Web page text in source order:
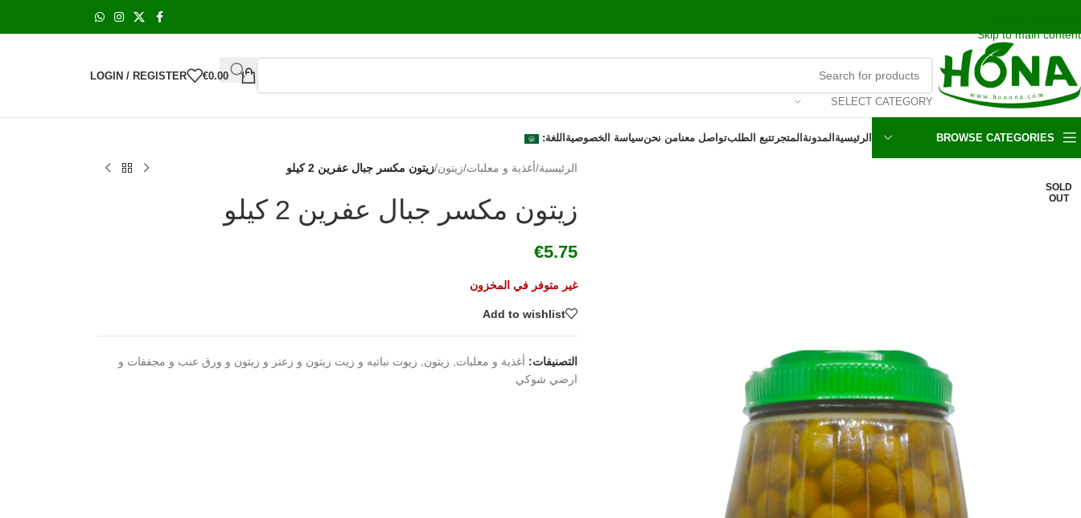
Skip to main content
SELECT CATEGORY
€0.00
LOGIN / REGISTER
BROWSE CATEGORIES الرئيسية المدونة المتجر تتبع الطلبتواصل معنامن نحنسياسة الخصوصية اللغة:
SOLD
OUT
الرئيسية/أغذية و معلبات/زيتون/زيتون مكسر جبال عفرين 2 كيلو
زيتون مكسر جبال عفرين 2 كيلو
€5.75
غير متوفر في المخزون
Add to wishlist
التصنيفات: أغذية و معلبات زيتون
زيوت نباتيه و زيت زيتون و زعتر و زيتون و ورق عنب و مجففات و
ارضي شوكي